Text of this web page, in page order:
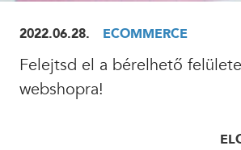
KÜLDÉS
24 ÓRÁN BELÜL FELVESSZÜK VELED A
2022.06.28. ECOMMERCE
Felejtsd el a bérelhető
webshopra!